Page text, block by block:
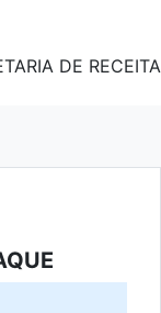
DE RECEITA